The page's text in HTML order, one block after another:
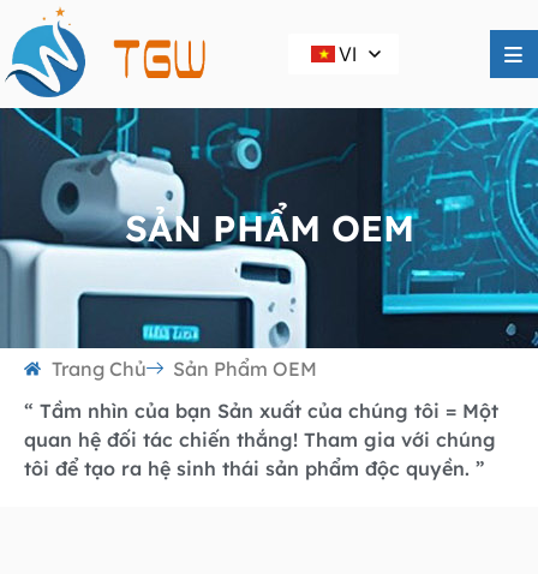
VI
SẢN PHẨM OEM
Trang Chủ
Sản Phẩm OEM
“ Tầm nhìn của bạn Sản xuất của chúng tôi = Một
quan hệ đối tác chiến thắng! Tham gia với chúng
tôi để tạo ra hệ sinh thái sản phẩm độc quyền. ”